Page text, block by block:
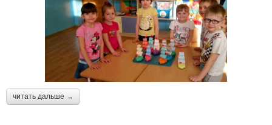
читать дальше →